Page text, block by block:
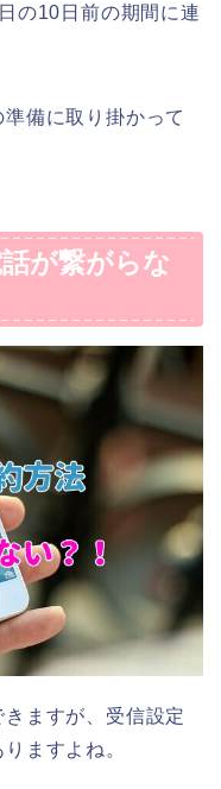
の10日前の期間に連
備に取り掛かって
が繋がらな
ますが、受信設定
ますよね。